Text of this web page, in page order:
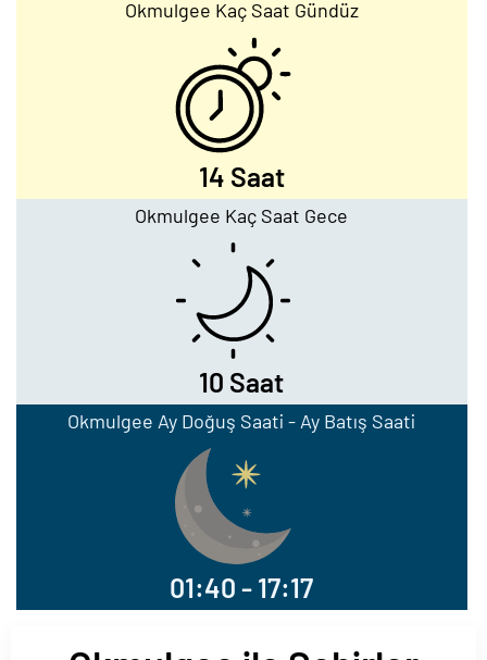
Okmulgee Kaç Saat Gündüz
14 Saat
Okmulgee Kaç Saat Gece
10 Saat
Okmulgee Ay Doğuş Saati - Ay Batış Saati
01:40 - 17:17